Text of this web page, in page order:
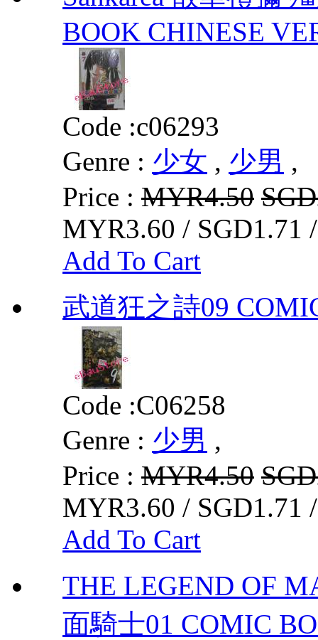
BOOK CHINESE
Code :c06293
Genre : 少女 , 少男 ,
Price : MYR4.50
MYR3.60 / SGD1.71
Add To Cart
武道狂之詩09
Code :C06258
Genre : 少男 ,
Price : MYR4.50
MYR3.60 / SGD1.71
Add To Cart
THE LEGEND OF
面騎士01 COMIC